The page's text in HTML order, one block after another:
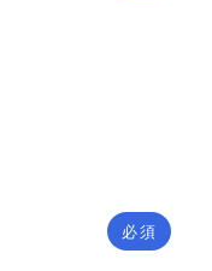
必須